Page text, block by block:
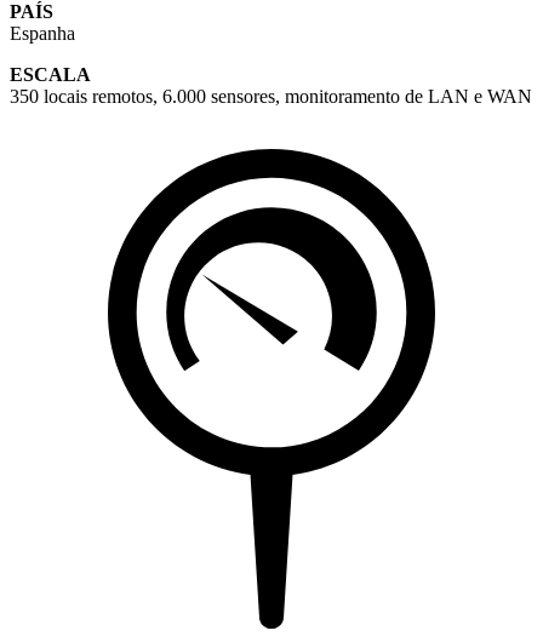
PAÍS
Espanha
ESCALA
350 locais remotos, 6.000 sensores, monitoramento de LAN e WAN